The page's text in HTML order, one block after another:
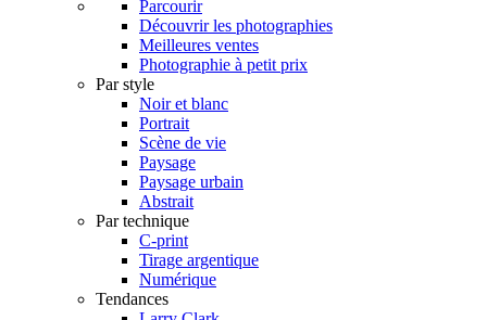
Parcourir
Découvrir les photographies
Meilleures ventes
Photographie à petit prix
Par style
Noir et blanc
Portrait
Scène de vie
Paysage
Paysage urbain
Abstrait
Par technique
C-print
Tirage argentique
Numérique
Tendances